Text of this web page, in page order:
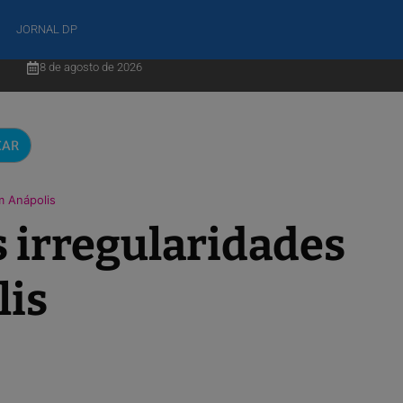
JORNAL DP
8 de agosto de 2026
Anápolis
irregularidades